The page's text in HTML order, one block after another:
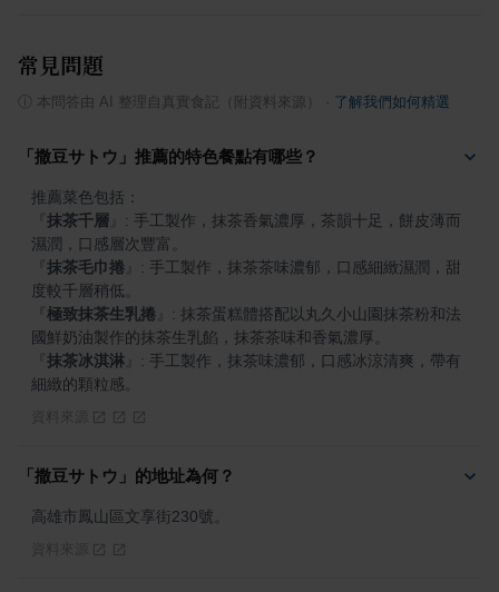
常見問題
本問答由 AI 整理自真實食記（附資料來源） 了解我們如何精選
「撒豆サトウ」推薦的特色餐點有哪些？
抹茶千層
: 手工製作，抹茶香氣濃厚，茶韻十足，餅皮薄而
抹茶毛巾捲
: 手工製作，抹茶茶味濃郁，口感細緻濕潤，甜
極致抹茶生乳捲
: 抹茶蛋糕體搭配以丸久小山園抹茶粉和法
抹茶冰淇淋
: 手工製作，抹茶味濃郁，口感冰涼清爽，帶有
細緻的顆粒感。
「撒豆サトウ」的地址為何？
高雄市鳳山區文享街230號。